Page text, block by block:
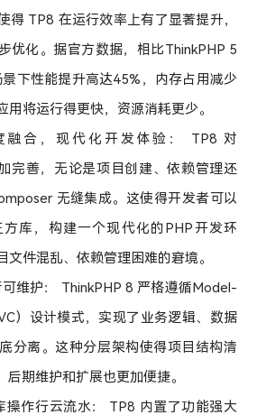
得 TP8 在运行效率上有了显著提升，
优化。据官方数据，相比ThinkPHP 5
下性能提升高达45%，内存占用减少
将运行得更快，资源消耗更少。
融合，现代化开发体验： TP8 对
完善，无论是项目创建、依赖管理还
无缝集成。这使得开发者可以
库，构建一个现代化的PHP开发环
文件混乱、依赖管理困难的窘境。
维护： ThinkPHP 8 严格遵循Model-
）设计模式，实现了业务逻辑、数据
分离。这种分层架构使得项目结构清
期维护和扩展也更加便捷。
操作行云流水： TP8 内置了功能强大